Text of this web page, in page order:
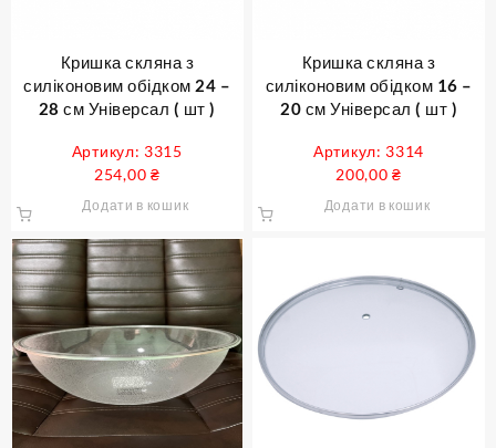
Кришка скляна з
силіконовим обідком 24 –
28 см Універсал ( шт )
Артикул: 3315
254,00 ₴
Додати в кошик
Кришка скляна з
силіконовим обідком 16 –
20 см Універсал ( шт )
Артикул: 3314
200,00₴
Додати в кошик